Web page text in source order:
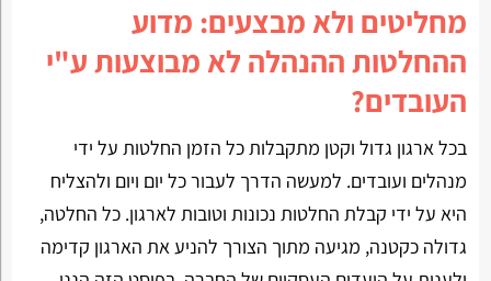
מחליטים ולא מבצעים: מדוע
ההחלטות ההנהלה לא מבוצעות ע"י
העובדים?
בכל ארגון גדול וקטן מתקבלות כל הזמן החלטות על ידי
מנהלים ועובדים. למעשה הדרך לעבור כל יום ויום ולהצליח
היא על ידי קבלת החלטות נכונות וטובות לארגון. כל החלטה,
גדולה כקטנה, מגיעה מתוך הצורך להניע את הארגון קדימה